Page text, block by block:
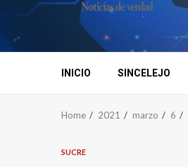
INICIO SINCELEJO
Home 2021 marzo 6
SUCRE